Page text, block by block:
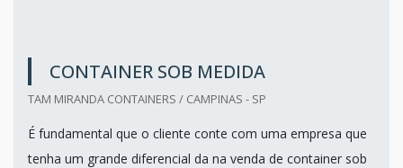
CONTAINER SOB MEDIDA
TAM MIRANDA CONTAINERS / CAMPINAS - SP
É fundamental que o cliente conte com uma empresa que
tenha um grande diferencial da na venda de container sob